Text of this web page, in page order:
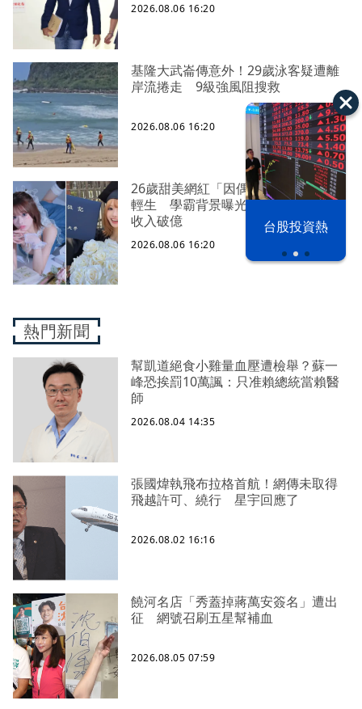
以色列 穹頂
台股投資熱
2026.08.06 16:20
基隆大武崙傳意外！29歲泳客疑遭離
岸流捲走 9級強風阻搜救
2026.08.06 16:20
26歲甜美網紅「因偶像1句話」遭網暴
輕生 學霸背景曝光！曾當酒店小姐
收入破億
2026.08.06 16:20
熱門新聞
幫凱道絕食小雞量血壓遭檢舉？蘇一
峰恐挨罰10萬諷：只准賴總統當賴醫
師
2026.08.04 14:35
張國煒執飛布拉格首航！網傳未取得
飛越許可、繞行 星宇回應了
2026.08.02 16:16
饒河名店「秀蓋掉蔣萬安簽名」遭出
征 網號召刷五星幫補血
2026.08.05 07:59